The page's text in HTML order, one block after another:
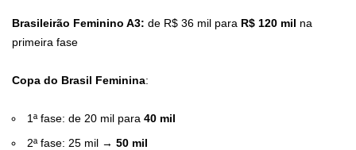
Brasileirão Feminino A3: de R$ 36 mil para R$ 120 mil na
primeira fase
Copa do Brasil Feminina:
1ª fase: de 20 mil para40 mil
2ª fase: 25 mil →50 mil